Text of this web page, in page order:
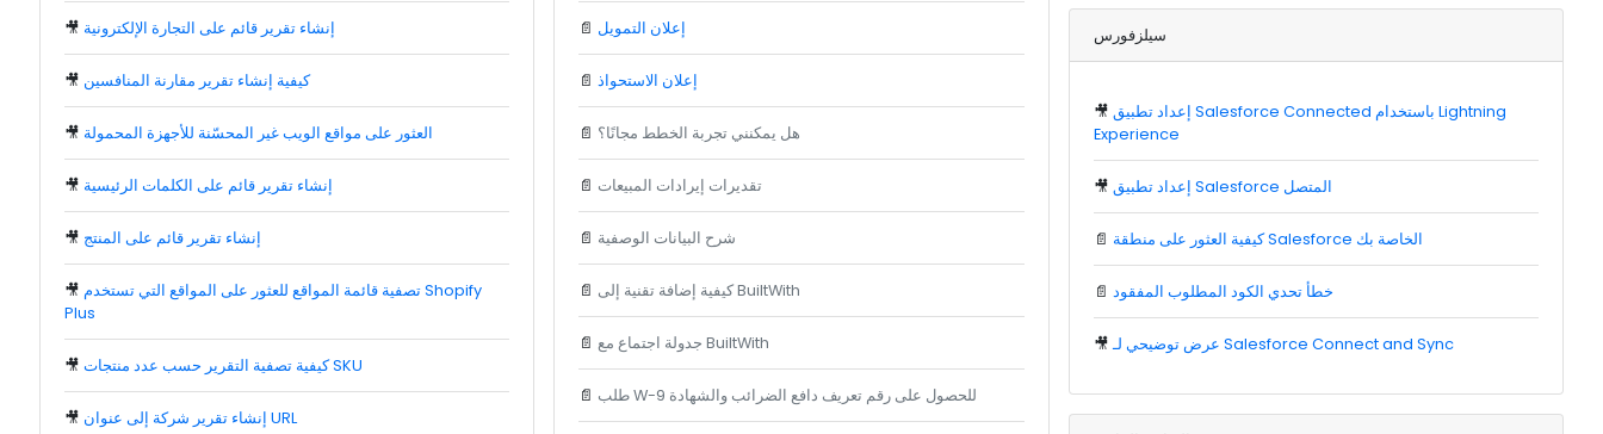
🎥 إنشاء تقرير قائم على التجارة الإلكترونية
🎥 كيفية إنشاء تقرير مقارنة المنافسين
🎥 العثور على مواقع الويب غير المحسّنة للأجهزة المحمولة
🎥 إنشاء تقرير قائم على الكلمات الرئيسية
🎥 إنشاء تقرير قائم على المنتج
🎥 تصفية قائمة المواقع للعثور على المواقع التي تستخدم Shopify
Plus
🎥 كيفية تصفية التقرير حسب عدد منتجات SKU
🎥 إنشاء تقرير شركة إلى عنوان URL
📄 إعلان التمويل
📄إعلان الاستحواذ
📄 هل يمكنني تجربة الخطط مجانًا؟
📄 تقديرات إيرادات المبيعات
📄 شرح البيانات الوصفية
📄 كيفية إضافة تقنية إلى BuiltWith
📄 جدولة اجتماع مع BuiltWith
📄 طلب W-9 للحصول على رقم تعريف دافع الضرائب والشهادة
سيلزفورس
🎥 إعداد تطبيق Salesforce Connected باستخدام Lightning
Experience
🎥 إعداد تطبيق Salesforce المتصل
📄 كيفية العثور على منطقة Salesforce الخاصة بك
📄 خطأ تحدي الكود المطلوب المفقود
🎥 عرض توضيحي لـ Salesforce Connect and Sync